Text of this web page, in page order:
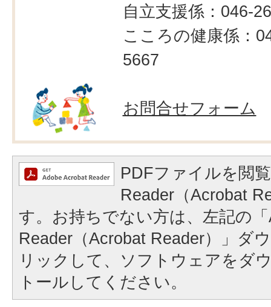
自立支援係：046-
こころの健康係：
5667
お問合せフォーム
PDFファイルを閲
Reader（Acrobat
す。お持ちでない方は、左記の
Reader（Acrobat Reader）」ダ
リックして、ソフトウェアをダ
トールしてください。